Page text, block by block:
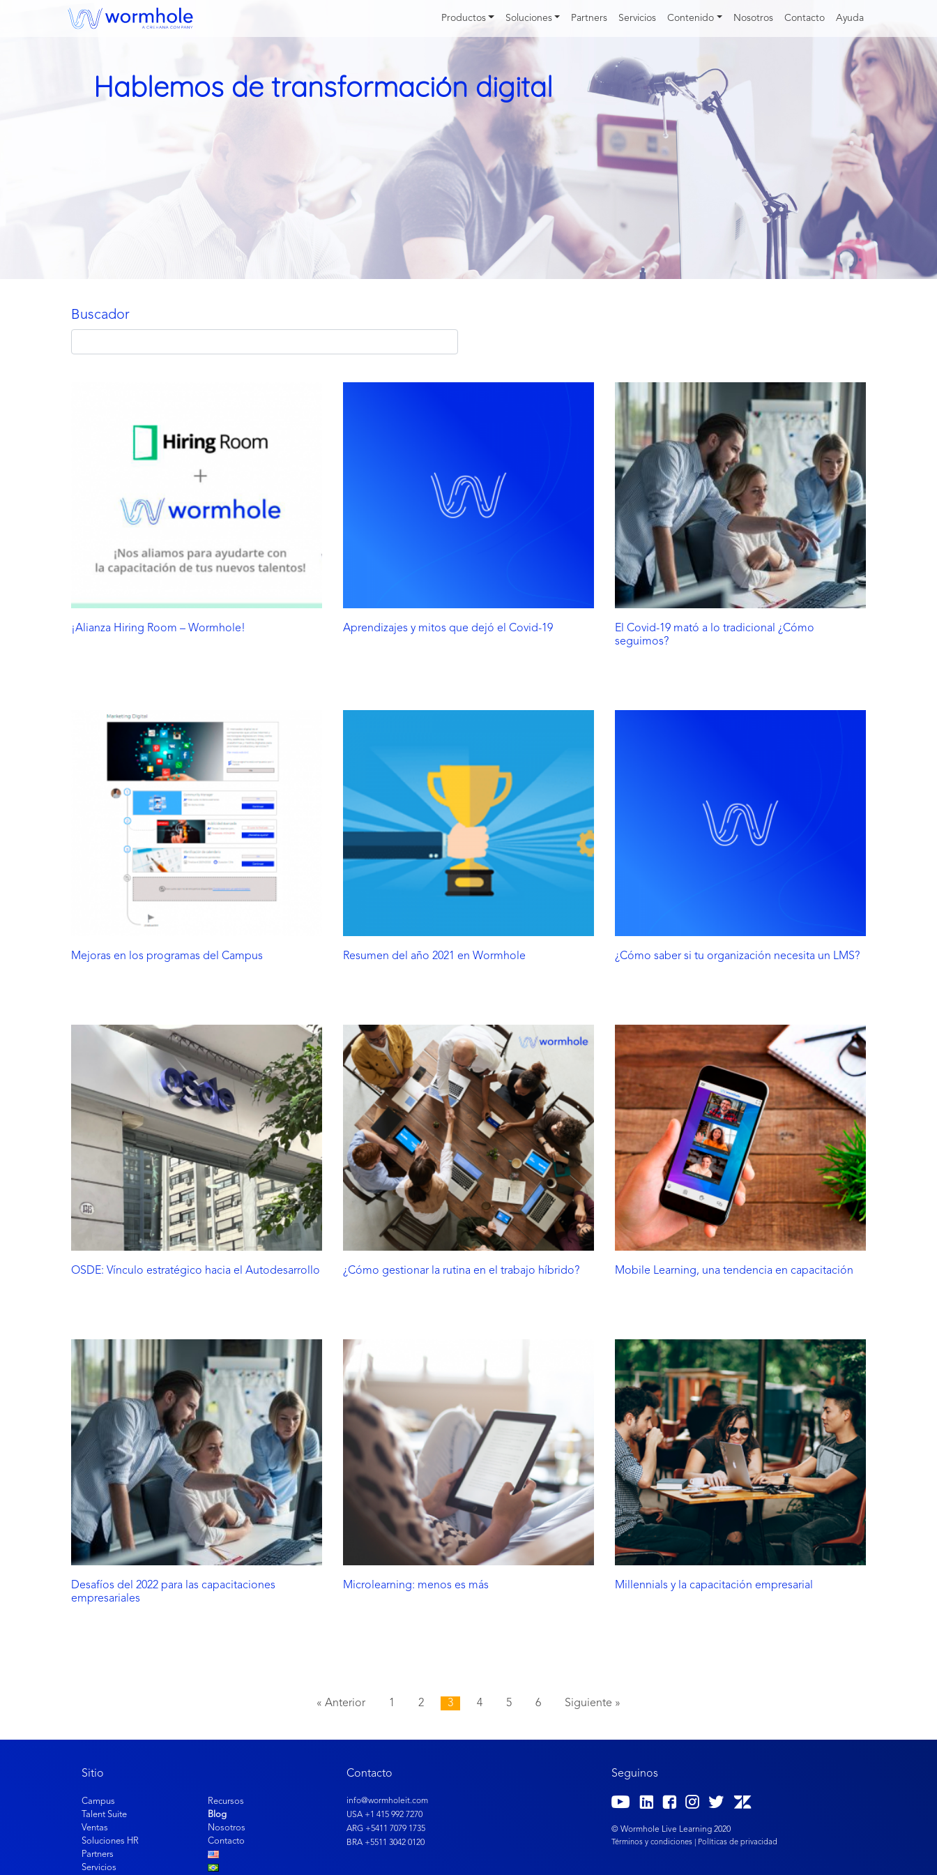
Productos Soluciones Partners Servicios Contenido Nosotros Contacto Ayuda
Hablemos de transformación digital
Buscador
¡Alianza Hiring Room – Wormhole! Aprendizajes y mitos que dejó el Covid-19
El Covid-19 mató a lo tradicional ¿Cómo
seguimos?
Mejoras en los programas del Campus Resumen del año 2021 en Wormhole ¿Cómo saber si tu organización necesita un LMS?
OSDE: Vínculo estratégico hacia el Autodesarrollo ¿Cómo gestionar la rutina en el trabajo híbrido? Mobile Learning, una tendencia en capacitación
Desafíos del 2022 para las capacitaciones
empresariales
Microlearning: menos es más Millennials y la capacitación empresarial
« Anterior 1 2 3 4 5 6 Siguiente »
Sitio
Campus
Talent Suite
Ventas
Soluciones HR
Partners
Servicios
Recursos
Blog
Nosotros
Contacto
Contacto
info@wormholeit.com
USA +1 415 992 7270
ARG +5411 7079 1735
BRA +5511 3042 0120
Seguinos
© Wormhole Live Learning 2020
Términos y condiciones | Políticas de privacidad